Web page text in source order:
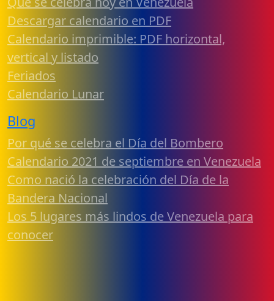
Descargar calendario en PDF
Calendario imprimible: PDF horizontal,
vertical y listado
Feriados
Calendario Lunar
Blog
Por qué se celebra el Día del Bombero
Calendario 2021 de septiembre en Venezuela
Como nació la celebración del Día de la
Bandera Nacional
Los 5 lugares más lindos de Venezuela para
conocer